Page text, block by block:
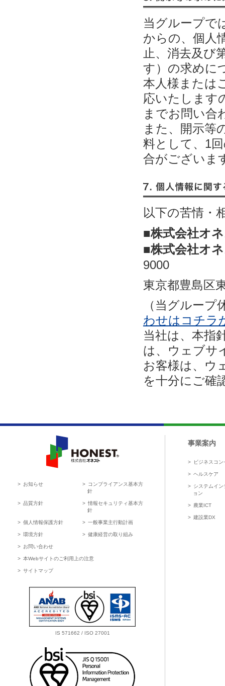
6. 開示等の求めに応じる
当グループで
からの、個人
止、消去及び
す）の求めに
本人様または
応いたします
までお問い合
また、開示等
料として、1
合がございま
7. 個人情報に関するお問
以下の苦情・
■株式会社オ
■株式会社オ
9000
東京都豊島区
（当グループ
わせはコチラ
当社は、本指
は、ウェブサ
お客様は、ウ
を十分にご確
お知らせ
コンプライアンス基本方
針
品質方針
情報セキュリティ基本方
針
個人情報保護方針 一般事業主行動計画
環境方針 健康経営の取り組み
お問い合わせ
本Webサイトのご利用上の注意
サイトマップ
IS 571662 / ISO 27001
事業案内
ビジネスコン
ヘルスケア
システムイン
ョン
農業ICT
建設業DX